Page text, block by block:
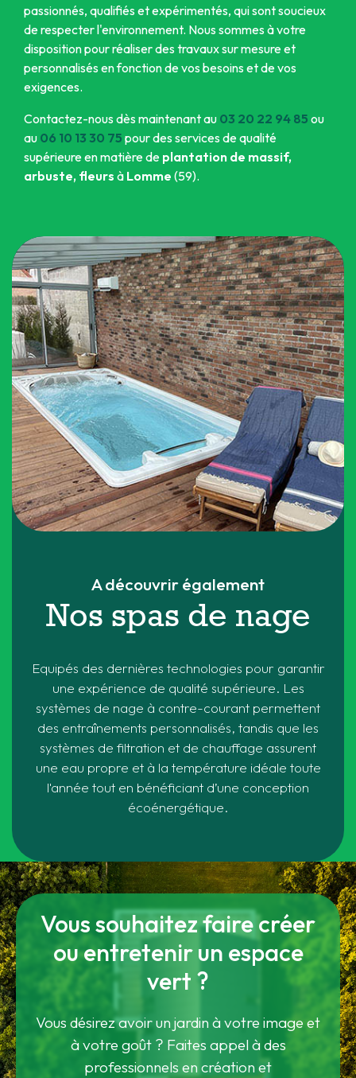
passionnés, qualifiés et expérimentés, qui sont soucieux
de respecter l'environnement. Nous sommes à votre
disposition pour réaliser des travaux sur mesure et
personnalisés en fonction de vos besoins et de vos
exigences.
Contactez-nous dès maintenant au 03 20 22 94 85 ou
au 06 10 13 30 75 pour des services de qualité
supérieure en matière de plantation de massif,
arbuste, fleurs à Lomme (59).
A découvrir également
Nos spas de nage
Equipés des dernières technologies pour garantir
une expérience de qualité supérieure. Les
systèmes de nage à contre-courant permettent
des entraînements personnalisés, tandis que les
systèmes de filtration et de chauffage assurent
une eau propre et à la température idéale toute
l'année tout en bénéficiant d’une conception
écoénergétique.
Vous souhaitez faire créer
ou entretenir un espace
vert ?
Vous désirez avoir un jardin à votre image et
à votre goût ? Faites appel à des
professionnels en création et